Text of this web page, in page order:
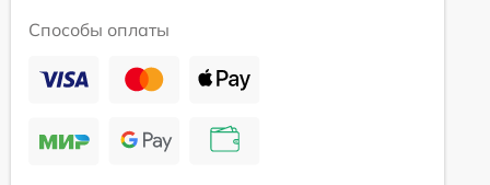
Способы оплаты